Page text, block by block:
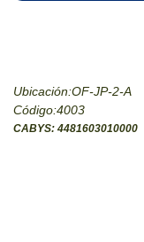
Ubicación:OF-JP-2-A
Código:4003
CABYS: 4481603010000